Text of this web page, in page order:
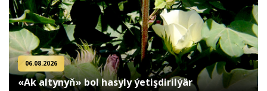
06.08.2026
«Ak altynyň» bol hasyly ýetişdirilýär